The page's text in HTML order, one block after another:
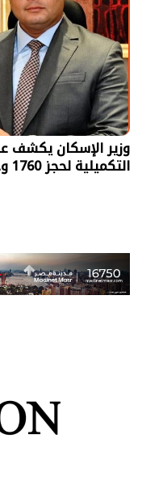
وزير الإسكان يكشف
التكميلية لحجز 1760 وحدة بـ"بيت الوطن"